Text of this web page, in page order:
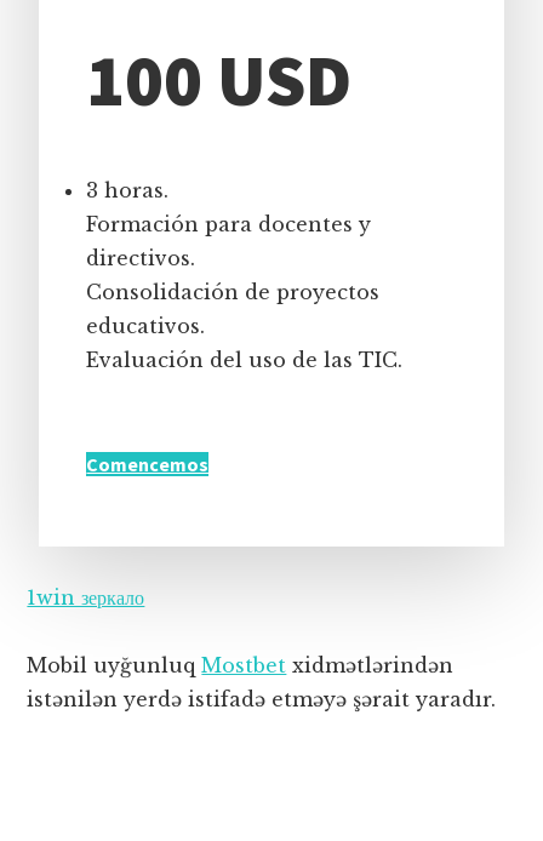
100 USD
3 horas.
Formación para docentes y
directivos.
Consolidación de proyectos
educativos.
Evaluación del uso de las TIC.
Comencemos
1win зеркало
Mobil uyğunluqMostbet xidmətlərindən
istənilən yerdə istifadə etməyə şərait yaradır.